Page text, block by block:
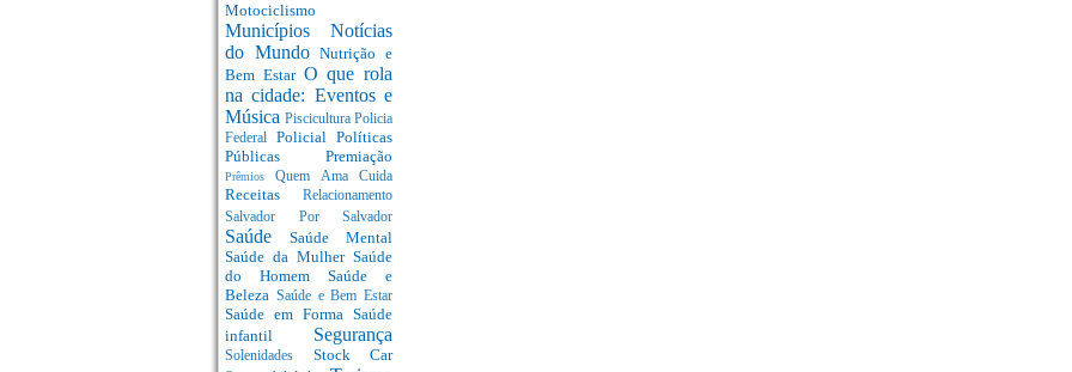
Motociclismo
Municípios Notícias
do MundoNutrição e
Bem Estar O que rola
na cidade: Eventos e
Música Piscicultura Policia
Federal Policial Políticas
Públicas Premiação
PrêmiosQuem Ama Cuida
Receitas Relacionamento
Salvador Por Salvador
Saúde Saúde Mental
Saúde da Mulher Saúde
do Homem Saúde e
Beleza Saúde e Bem Estar
Saúde em Forma Saúde
infantil Segurança
Solenidades Stock Car